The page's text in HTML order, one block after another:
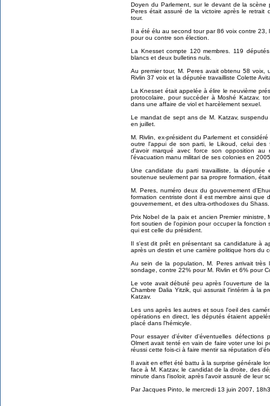
Doyen du Parlement, sur le devant de la scène
Peres était assuré de la victoire après le retrait
tour.
Il a été élu au second tour par 86 voix contre
pour ou contre son élection.
La Knesset compte 120 membres. 119
blancs et deux bulletins nuls.
Au premier tour, M. Peres avait obtenu 58 voix,
Rivlin 37 voix et la députée travailliste Colette
La Knesset était appelée à élire le neuvième
protocolaire, pour succéder à Moshé Katzav,
dans une affaire de viol et harcèlement sexuel.
Le mandat de sept ans de M. Katzav,
en juillet.
M. Rivlin, ex-président du Parlement et
outre l'appui de son parti, le Likoud, celui des
d'avoir marqué avec force son opposition
l'évacuation manu militari de ses colonies en
Une candidate du parti travailliste, la députée
soutenue seulement par sa propre formation,
M. Peres, numéro deux du gouvernement
formation centriste dont il est membre ainsi que
gouvernement, et des ultra-orthodoxes du Shass.
Prix Nobel de la paix et ancien Premier
fort soutien de l'opinion pour occuper la fonction
qui est celle du président.
Il s'est dit prêt en présentant sa candidature à
après un destin et une carrière politique hors du
Au sein de la population, M. Peres arrivait
sondage, contre 22% pour M. Rivlin et 6% pour
Le vote avait débuté peu après l'ouverture de
Chambre Dalia Yitzik, qui assurait l'intérim à la
Katzav.
Les uns après les autres et sous l'oeil des
opérations en direct, les députés étaient
placé dans l'hémicyle.
Pour essayer d'éviter d'éventuelles
Olmert avait tenté en vain de faire voter une loi
réussi cette fois-ci à faire mentir sa réputation
Il avait en effet été battu à la surprise générale
face à M. Katzav, le candidat de la droite, des
minute dans l'isoloir, après l'avoir assuré de leur
Par Jacques Pinto, le mercredi 13 juin 2007,